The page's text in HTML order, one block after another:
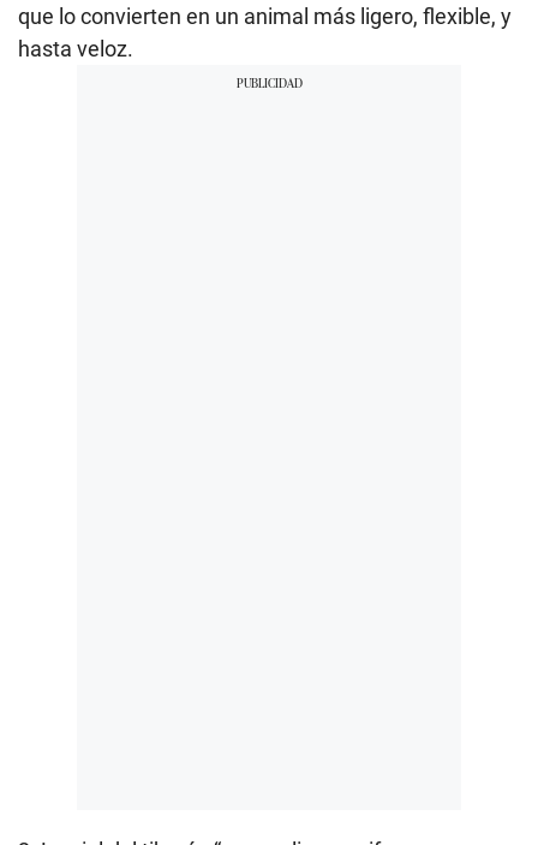
que lo convierten en un animal más ligero, flexible, y
hasta veloz.